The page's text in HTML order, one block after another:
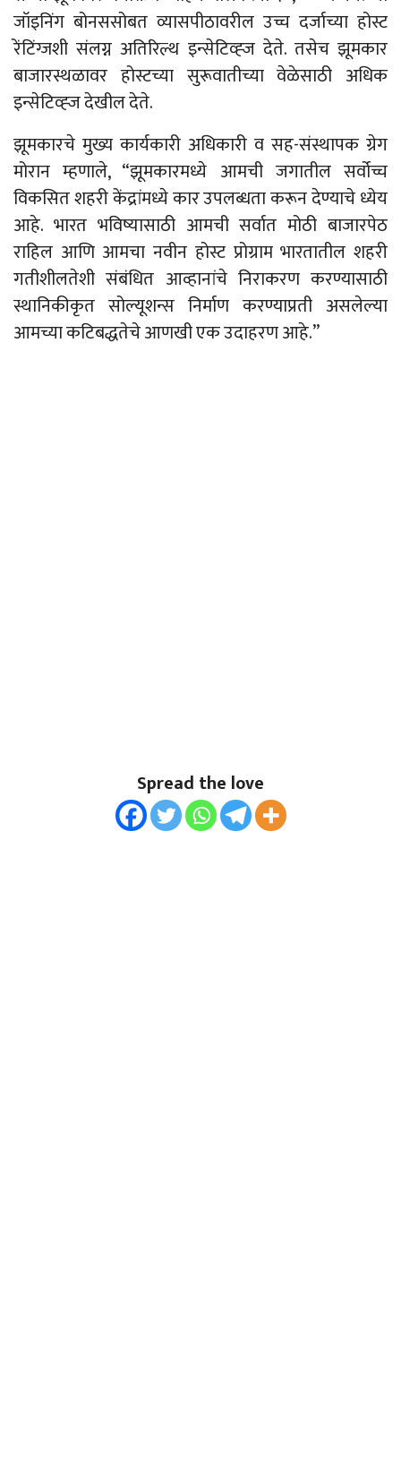
जॉइनिंग बोनससोबत व्यासपीठावरील उच्च दर्जाच्या होस्ट
रेंटिंग्जशी संलग्न अतिरिल्थ इन्सेटिव्ह्ज देते. तसेच झूमकार
बाजारस्थळावर होस्टच्या सुरूवातीच्या वेळेसाठी अधिक
इन्सेटिव्ह्ज देखील देते.
झूमकारचे मुख्य कार्यकारी अधिकारी व सह-संस्थापक ग्रेग
मोरान म्हणाले, “झूमकारमध्ये आमची जगातील सर्वोच्च
विकसित शहरी केंद्रांमध्ये कार उपलब्धता करून देण्याचे ध्येय
आहे. भारत भविष्यासाठी आमची सर्वात मोठी बाजारपेठ
राहिल आणि आमचा नवीन होस्ट प्रोग्राम भारतातील शहरी
गतीशीलतेशी संबंधित आव्हानांचे निराकरण करण्यासाठी
स्थानिकीकृत सोल्यूशन्स निर्माण करण्याप्रती असलेल्या
आमच्या कटिबद्धतेचे आणखी एक उदाहरण आहे.”
Spread the love